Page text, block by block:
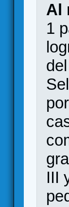
Al
1
III